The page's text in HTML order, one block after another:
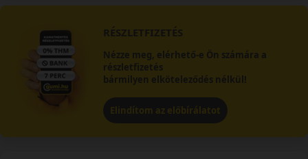
RÉSZLETFIZETÉS
Nézze meg, elérhető-e Ön számára a
részletfizetés
bármilyen elköteleződés nélkül!
Elindítom az előbírálatot